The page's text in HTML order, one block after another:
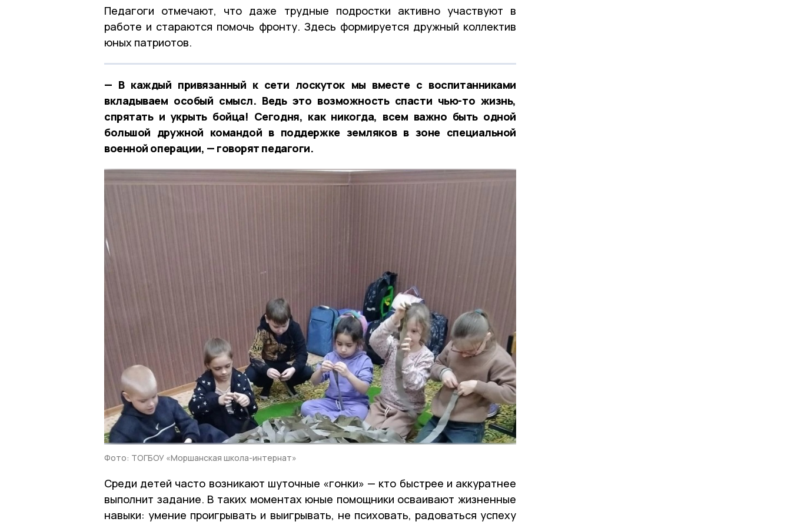
Педагоги отмечают, что даже трудные подростки активно участвуют в
работе и стараются помочь фронту. Здесь формируется дружный коллектив
юных патриотов.
— В каждый привязанный к сети лоскуток мы вместе с воспитанниками
вкладываем особый смысл. Ведь это возможность спасти чью-то жизнь,
спрятать и укрыть бойца! Сегодня, как никогда, всем важно быть одной
большой дружной командой в поддержке земляков в зоне специальной
военной операции, — говорят педагоги.
Фото: ТОГБОУ «Моршанская школа-интернат»
Среди детей часто возникают шуточные «гонки» — кто быстрее и аккуратнее
выполнит задание. В таких моментах юные помощники осваивают жизненные
навыки: умение проигрывать и выигрывать, не психовать, радоваться успеху